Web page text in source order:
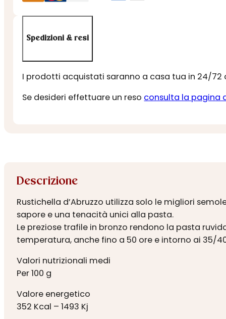
Spedizioni & resi
I prodotti acquistati saranno a casa tua in 24/72
Se desideri effettuare un reso consulta la pagina
Descrizione
Rustichella d’Abruzzo utilizza solo le migliori
sapore e una tenacità unici alla pasta.
Le preziose trafile in bronzo rendono la pasta
temperatura, anche fino a 50 ore e intorno ai 35/
Valori nutrizionali medi
Per 100 g
Valore energetico
352 Kcal – 1493 Kj